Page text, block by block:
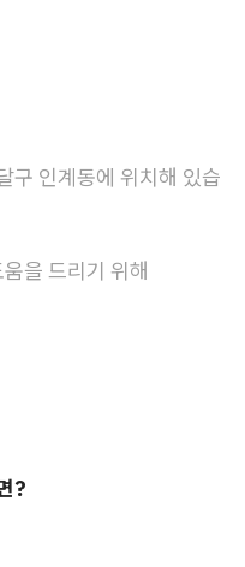
구 인계동에 위치해 있습
을 드리기 위해
?